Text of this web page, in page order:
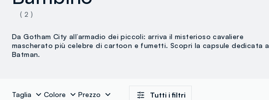
( 2 )
Da Gotham City all’armadio dei piccoli: arriva il misterioso cavaliere
mascherato più celebre di cartoon e fumetti. Scopri la capsule dedicata a
Batman.
Taglia Colore Prezzo Tutti i filtri